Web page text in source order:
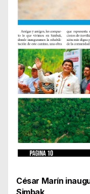
César Marín